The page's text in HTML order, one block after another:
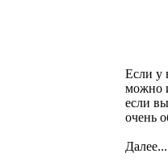
Если у
можно
если
очень
Далее...